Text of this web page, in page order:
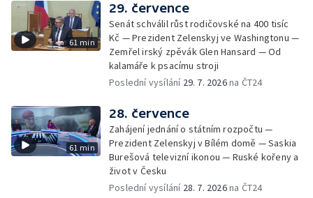
61 min
29. července
Senát schválil růst rodičovské na 400 tisíc
Kč — Prezident Zelenskyj ve Washingtonu —
Zemřel irský zpěvák Glen Hansard — Od
kalamáře k psacímu stroji
Poslední vysílání 29. 7. 2026na ČT24
61 min
28. července
Zahájení jednání o státním rozpočtu —
Prezident Zelenskyj v Bílém domě — Saskia
Burešová televizní ikonou — Ruské kořeny a
život v Česku
Poslední vysílání 28. 7. 2026na ČT24